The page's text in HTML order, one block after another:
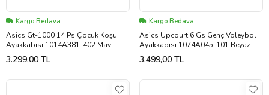
Kargo Bedava
Asics Gt-1000 14 Ps Çocuk Koşu
Ayakkabısı 1014A381-402 Mavi
3.299,00 TL
Kargo Bedava
Asics Upcourt 6 Gs Genç Voleybol
Ayakkabısı 1074A045-101 Beyaz
3.499,00 TL